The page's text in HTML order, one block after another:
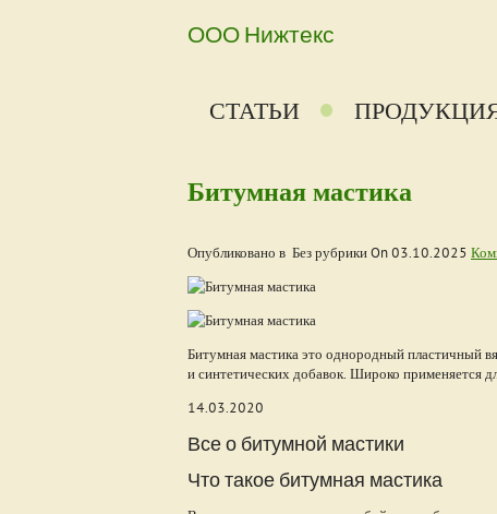
ООО Нижтекс
СТАТЬИ
Битумная мастика
Опубликовано в Без рубрики On03.10.2025
Битумная мастика это однородный пластичный
и синтетических добавок. Широко применяется
14.03.2020
Все о битумной мастики
Что такое битумная мастика